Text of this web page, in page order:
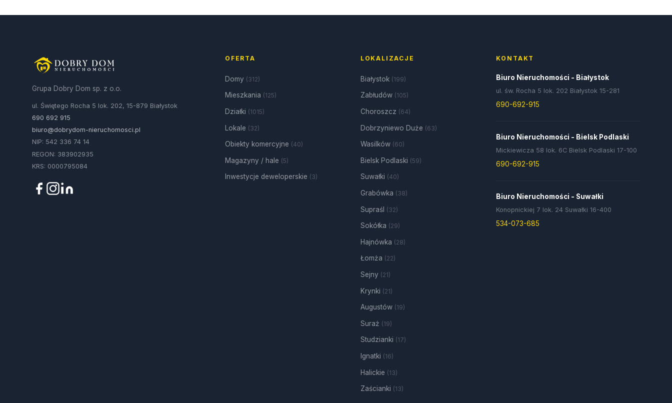
Grupa Dobry Dom sp. z o.o.
ul. Świętego Rocha 5 lok. 202, 15-879 Białystok
690 692 915
biuro@dobrydom-nieruchomosci.pl
NIP: 542 336 74 14
REGON: 383902935
KRS: 0000795084
OFERTA
Domy (312)
Mieszkania (125)
Działki (1015)
Lokale (32)
Obiekty komercyjne (40)
Magazyny / hale (5)
Inwestycje deweloperskie (3)
LOKALIZACJE
Białystok (199)
Zabłudów (105)
Choroszcz (64)
Dobrzyniewo Duże (63)
Wasilków (60)
Bielsk Podlaski (59)
Suwałki (40)
Grabówka (38)
Supraśl (32)
Sokółka (29)
Hajnówka (28)
Łomża (22)
Sejny (21)
Krynki (21)
Augustów (19)
Suraż (19)
Studzianki (17)
Ignatki (16)
Halickie (13)
Zaścianki (13)
KONTAKT
Biuro Nieruchomości - Białystok
ul. św. Rocha 5 lok. 202 Białystok 15-281
690-692-915
Biuro Nieruchomości - Bielsk Podlaski
Mickiewicza 58 lok. 6C Bielsk Podlaski 17-100
690-692-915
Biuro Nieruchomości - Suwałki
Konopnickiej 7 lok. 24 Suwałki 16-400
534-073-685